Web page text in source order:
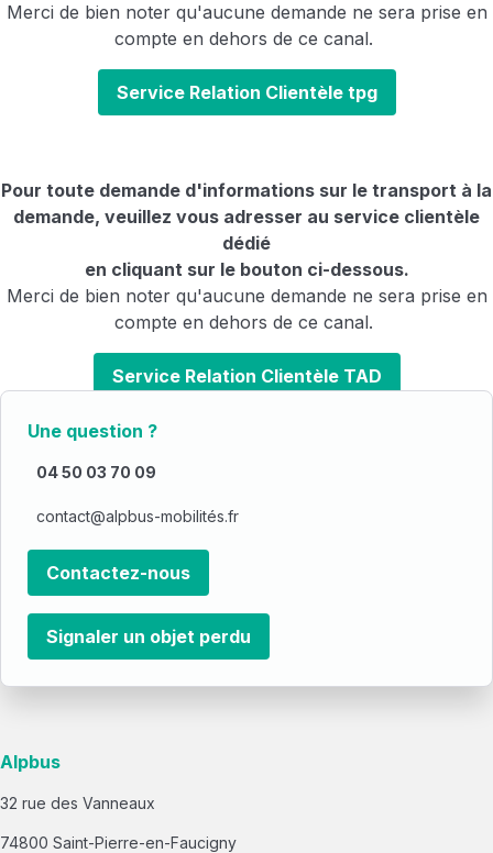
Merci de bien noter qu'aucune demande ne sera prise en
compte en dehors de ce canal.
Service Relation Clientèle tpg
Pour toute demande d'informations sur le transport à la
demande, veuillez vous adresser au service clientèle
dédié
en cliquant sur le bouton ci-dessous.
Merci de bien noter qu'aucune demande ne sera prise en
compte en dehors de ce canal.
Service Relation Clientèle TAD
Une question ?
04 50 03 70 09
contact@alpbus-mobilités.fr
Contactez-nous
Signaler un objet perdu
Alpbus
32 rue des Vanneaux
74800 Saint-Pierre-en-Faucigny